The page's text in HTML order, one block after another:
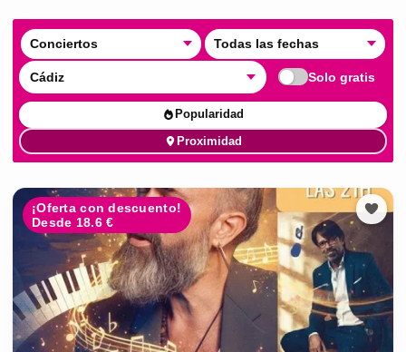
Conciertos Todas las fechas
Cádiz Solo gratis
Popularidad
Proximidad
¡Oferta con descuento!
Desde 18.6 €